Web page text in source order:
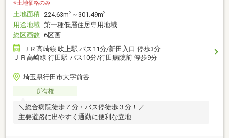
※土地価格のみ
土地面積 224.63m2 ～301.49m2
用途地域 第一種低層住居専用地域
総区画数 6区画
ＪＲ高崎線 吹上駅 バス11分/新田入口 停歩3分
ＪＲ高崎線 行田駅 バス10分/行田病院前 停歩9分
埼玉県行田市大字前谷
所有権
＼総合病院徒歩７分・バス停徒歩３分！／
主要道路に出やすく通勤に便利な立地